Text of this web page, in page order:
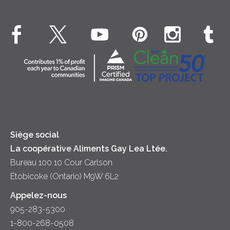
Soupes
Fromage cottage
Crème sure
Bien-être des animaux
Principes coopératifs
Contactez-nous
Location
Siège social
La coopérative Aliments Gay Lea Ltée.
Bureau 100 10 Cour Carlson
Etobicoke (Ontario) M9W 6L2
Appelez-nous
905-283-5300
1-800-268-0508